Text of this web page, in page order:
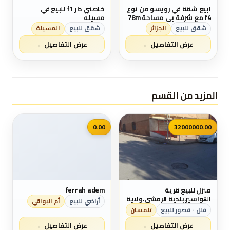
ابيع شقة في رويسو من نوع
f4 مع شرفة بي مساحة 78m
في الطابق السادس لها
مدخلين لي العمارة كل شيء
متوفر قرب المكان وجميع
وسائل النقل ميترو الترام
شقق للبيع الجزائر
عرض التفاصيل←
خاصني دار f1 للبيع في
مسيله
شقق للبيع المسيلة
عرض التفاصيل←
المزيد من القسم
32000000.00
منزل للبيع قرية
الڨواسير،بلدية الرمشي،ولاية
تلمسان
فلل - قصور للبيع تلمسان
عرض التفاصيل←
📷
0.00
ferrah adem
أراضي للبيع أم البواقي
عرض التفاصيل←